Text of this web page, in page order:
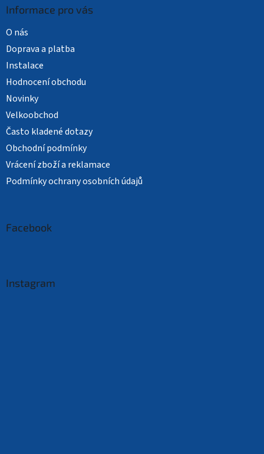
Informace pro vás
O nás
Doprava a platba
Instalace
Hodnocení obchodu
Novinky
Velkoobchod
Často kladené dotazy
Obchodní podmínky
Vrácení zboží a reklamace
Podmínky ochrany osobních údajů
Facebook
Instagram